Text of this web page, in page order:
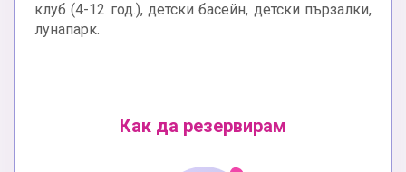
клуб (4-12 год.), детски басейн, детски пързалки,
лунапарк.
Как да резервирам